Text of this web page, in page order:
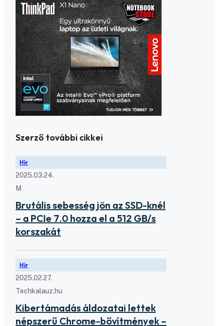
Szerző további cikkei
Hír
2025.03.24.
M
Brutális sebesség jön az SSD-knél
– a PCIe 7.0 hozza el a 512 GB/s
korszakát
Hír
2025.02.27.
Techkalauz.hu
Kibertámadás áldozatai lettek
népszerű Chrome-bővítmények –